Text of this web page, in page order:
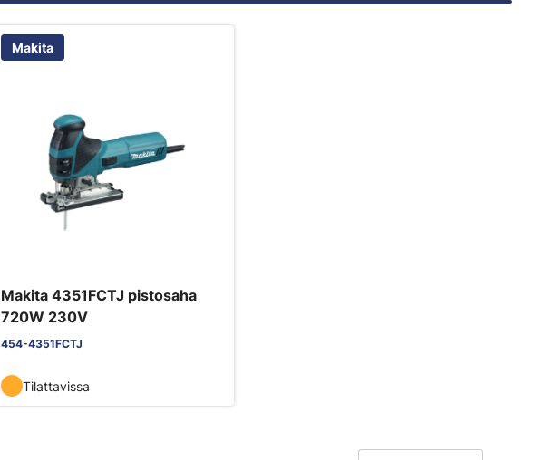
Makita
Makita 4351FCTJ pistosaha
720W 230V
454-4351FCTJ
Tilattavissa